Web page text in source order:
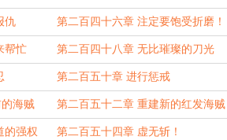
仇 第二百四十六章 注定要饱受折磨！
帮忙 第二百四十八章 无比璀璨的刀光
第二百五十章 进行惩戒
海贼 第二百五十二章 重建新的红发海贼
团
的强权 第二百五十四章 虚无斩！